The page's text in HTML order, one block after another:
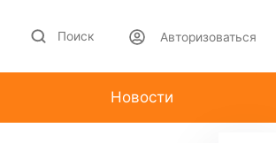
Поиск Авторизоваться
Новости